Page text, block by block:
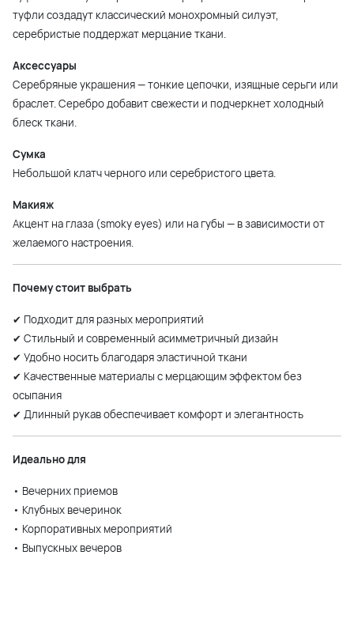
туфли создадут классический монохромный силуэт,
серебристые поддержат мерцание ткани.
Аксессуары
Серебряные украшения — тонкие цепочки, изящные серьги или
браслет. Серебро добавит свежести и подчеркнет холодный
блеск ткани.
Сумка
Небольшой клатч черного или серебристого цвета.
Макияж
Акцент на глаза (smoky eyes) или на губы — в зависимости от
желаемого настроения.
Почему стоит выбрать
✔ Подходит для разных мероприятий
✔ Стильный и современный асимметричный дизайн
✔ Удобно носить благодаря эластичной ткани
✔ Качественные материалы с мерцающим эффектом без
осыпания
✔ Длинный рукав обеспечивает комфорт и элегантность
Идеально для
• Вечерних приемов
• Клубных вечеринок
• Корпоративных мероприятий
• Выпускных вечеров